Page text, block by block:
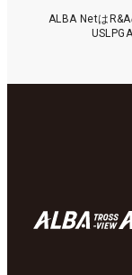
ALBA Netは